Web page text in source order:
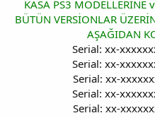
KASA PS3 MODELLERİNE
BÜTÜN VERSİONLAR
AŞAĞIDAN
Serial: xx-
Serial: xx-
Serial: xx-
Serial: xx-
Serial: xx-